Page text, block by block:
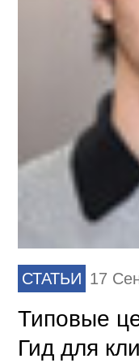
СТАТЬИ 17
Типовые
Гид для